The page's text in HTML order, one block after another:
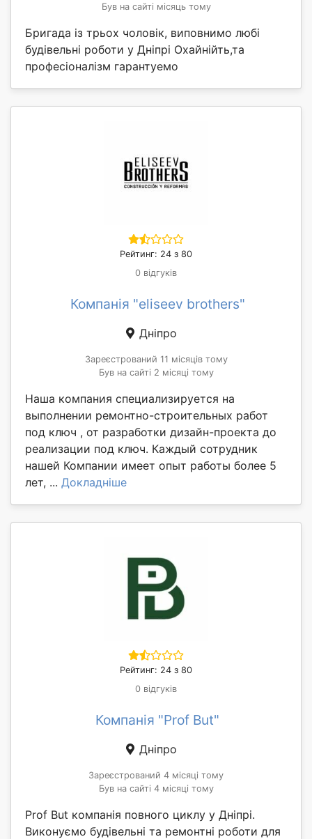
Був на сайті місяць тому
Бригада із трьох чоловік, виповнимо любі
будівельні роботи у Дніпрі Охайнійть,та
професіоналізм гарантуемо
Рейтинг: 24 з 80
0 відгуків
Компанія "eliseev brothers"
Дніпро
Зареєстрований 11 місяців тому
Був на сайті 2 місяці тому
Наша компания специализируется на
выполнении ремонтно-строительных работ
под ключ , от разработки дизайн-проекта до
реализации под ключ. Каждый сотрудник
нашей Компании имеет опыт работы более 5
лет, ... Докладніше
Рейтинг: 24 з 80
0 відгуків
Компанія "Prof But"
Дніпро
Зареєстрований 4 місяці тому
Був на сайті 4 місяці тому
Prof But компанія повного циклу у Дніпрі.
Виконуємо будівельні та ремонтні роботи для